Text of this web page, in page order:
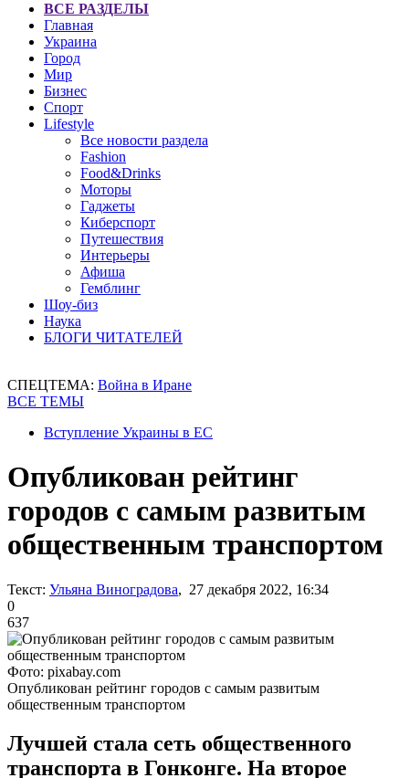
ВСЕ РАЗДЕЛЫ
Главная
Украина
Город
Мир
Бизнес
Спорт
Lifestyle
Все новости раздела
Fashion
Food&Drinks
Моторы
Гаджеты
Киберспорт
Путешествия
Интерьеры
Афиша
Гемблинг
Шоу-биз
Наука
БЛОГИ ЧИТАТЕЛЕЙ
СПЕЦТЕМА: Война в Иране
ВСЕ ТЕМЫ
Вступление Украины в ЕС
Опубликован рейтинг
городов с самым развитым
общественным транспортом
Текст: Ульяна Виноградова, 27 декабря 2022, 16:34
0
637
Фото: pixabay.com
Опубликован рейтинг городов с самым развитым
общественным транспортом
Лучшей стала сеть общественного
транспорта в Гонконге. На второе